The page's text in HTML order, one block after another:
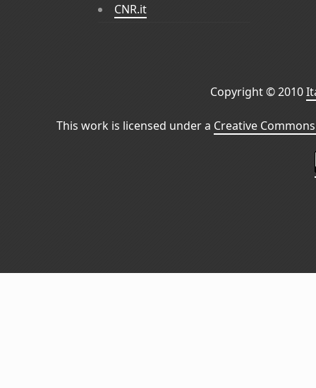
CNR.it
Copyright © 2010
This work is licensed under a Creative